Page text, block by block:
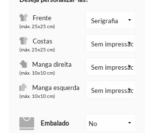
Frente
(máx. 25x25 cm)
Costas
(máx. 25x25 cm)
Manga direita
(máx. 10x10 cm)
Manga esquerda
(máx. 10x10 cm)
Embalado